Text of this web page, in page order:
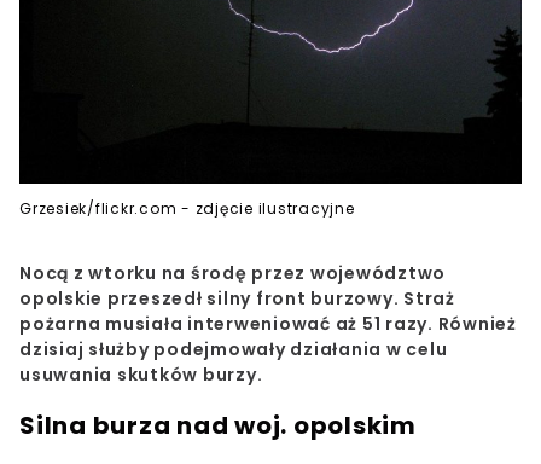
Grzesiek/flickr.com - zdjęcie ilustracyjne
Nocą z wtorku na środę przez województwo
opolskie przeszedł silny front burzowy. Straż
pożarna musiała interweniować aż 51 razy. Również
dzisiaj służby podejmowały działania w celu
usuwania skutków burzy.
Silna burza nad woj. opolskim